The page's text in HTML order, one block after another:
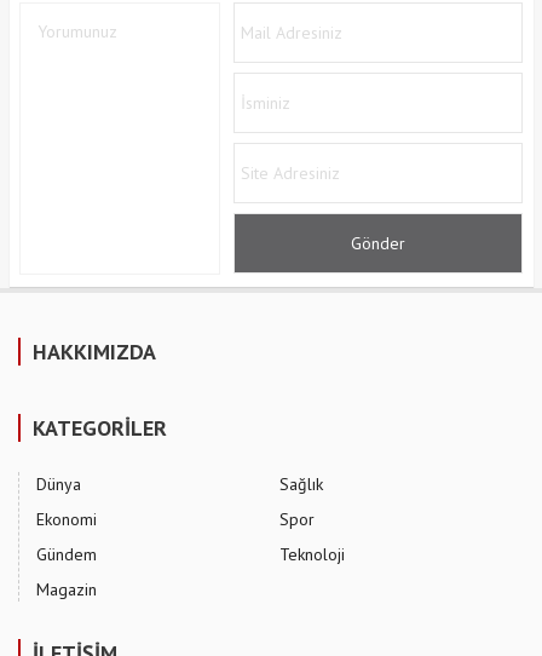
HAKKIMIZDA
KATEGORİLER
Dünya
Ekonomi
Gündem
Magazin
Sağlık
Spor
Teknoloji